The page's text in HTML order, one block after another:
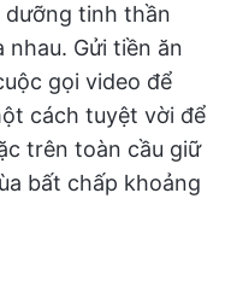
dưỡng tinh thần
Gửi tiền ăn
gọi video để
cách tuyệt vời để
trên toàn cầu giữ
bất chấp khoảng